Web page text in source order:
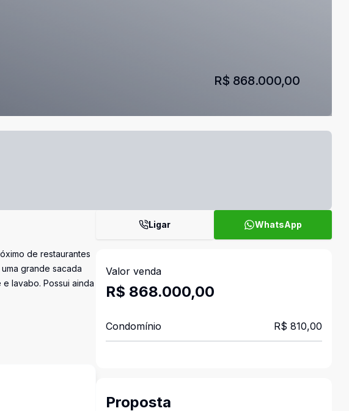
R$ 868.000,00
de restaurantes
grande sacada
lavabo. Possui ainda
Ligar WhatsApp
Valor venda
R$ 868.000,00
Condomínio R$ 810,00
Proposta